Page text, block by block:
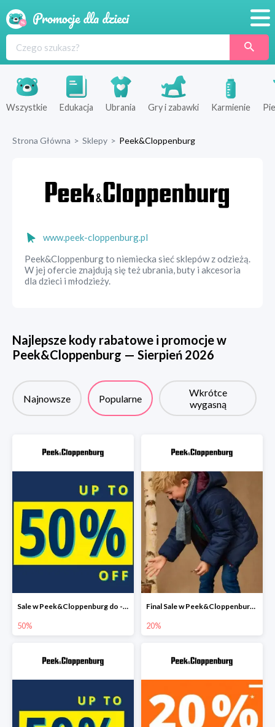
Produkty
Sklepy
Wszystkie Edukacja Ubrania Gry i zabawki Karmienie
Strona Główna > Sklepy > Peek&Cloppenburg
www.peek-cloppenburg.pl
Peek&Cloppenburg to niemiecka sieć sklepów z odzieżą.
W jej ofercie znajdują się też ubrania, buty i akcesoria
dla dzieci i młodzieży.
Najlepsze kody rabatowe i promocje w
Peek&Cloppenburg — Sierpień 2026
Najnowsze Popularne
Wkrótce
wygasną
Sale w Peek&Cloppenburg do -50%
50%
Final Sale w Peek&Cloppenburg dodatkowy rabat do -20%
20%